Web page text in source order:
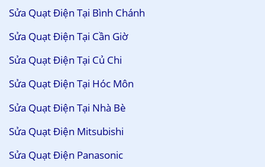
Sửa Quạt Điện Tại Bình Chánh
Sửa Quạt Điện Tại Cần Giờ
Sửa Quạt Điện Tại Củ Chi
Sửa Quạt Điện Tại Hóc Môn
Sửa Quạt Điện Tại Nhà Bè
Sửa Quạt Điện Mitsubishi
Sửa Quạt Điện Panasonic